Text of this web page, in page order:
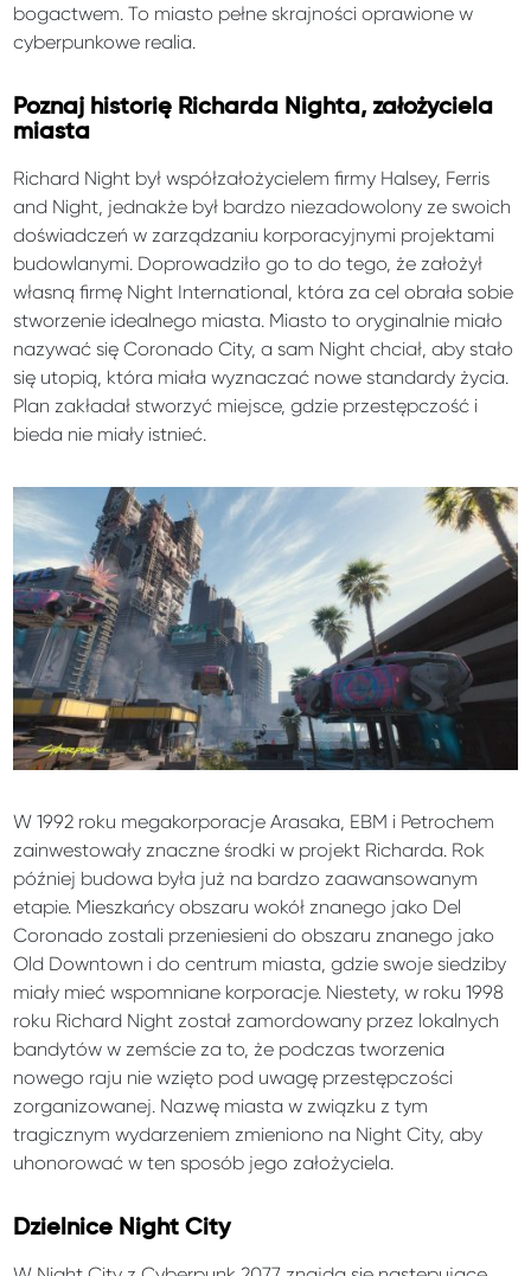
bogactwem. To miasto pełne skrajności oprawione w
cyberpunkowe realia.
Poznaj historię Richarda Nighta, założyciela
miasta
Richard Night był współzałożycielem firmy Halsey, Ferris
and Night, jednakże był bardzo niezadowolony ze swoich
doświadczeń w zarządzaniu korporacyjnymi projektami
budowlanymi. Doprowadziło go to do tego, że założył
własną firmę Night International, która za cel obrała sobie
stworzenie idealnego miasta. Miasto to oryginalnie miało
nazywać się Coronado City, a sam Night chciał, aby stało
się utopią, która miała wyznaczać nowe standardy życia.
Plan zakładał stworzyć miejsce, gdzie przestępczość i
bieda nie miały istnieć.
W 1992 roku megakorporacje Arasaka, EBM i Petrochem
zainwestowały znaczne środki w projekt Richarda. Rok
później budowa była już na bardzo zaawansowanym
etapie. Mieszkańcy obszaru wokół znanego jako Del
Coronado zostali przeniesieni do obszaru znanego jako
Old Downtown i do centrum miasta, gdzie swoje siedziby
miały mieć wspomniane korporacje. Niestety, w roku 1998
roku Richard Night został zamordowany przez lokalnych
bandytów w zemście za to, że podczas tworzenia
nowego raju nie wzięto pod uwagę przestępczości
zorganizowanej. Nazwę miasta w związku z tym
tragicznym wydarzeniem zmieniono na Night City, aby
uhonorować w ten sposób jego założyciela.
Dzielnice Night City